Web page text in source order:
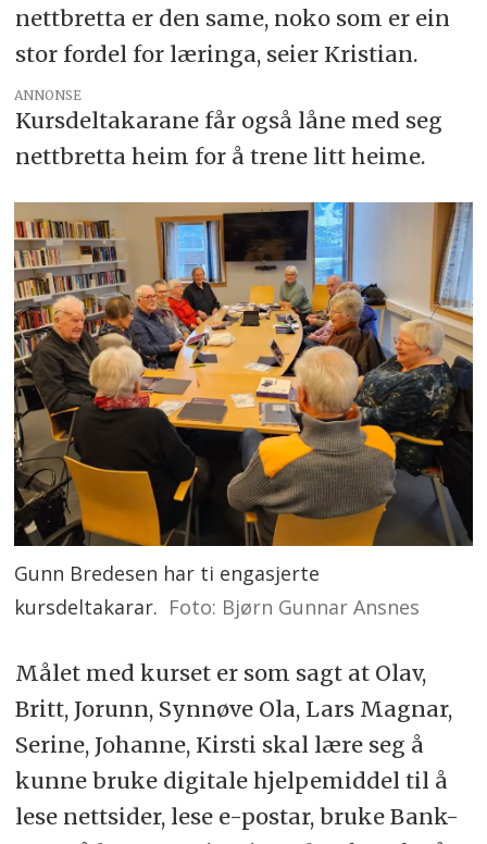
nettbretta er den same, noko som er ein
stor fordel for læringa, seier Kristian.
ANNONSE
Kursdeltakarane får også låne med seg
nettbretta heim for å trene litt heime.
Gunn Bredesen har ti engasjerte
kursdeltakarar. Foto: Bjørn Gunnar Ansnes
Målet med kurset er som sagt at Olav,
Britt, Jorunn, Synnøve Ola, Lars Magnar,
Serine, Johanne, Kirsti skal lære seg å
kunne bruke digitale hjelpemiddel til å
lese nettsider, lese e-postar, bruke Bank-